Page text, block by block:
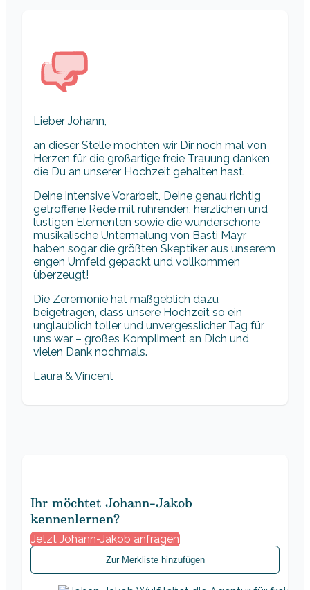
Lieber Johann,
an dieser Stelle möchten wir Dir noch mal von
Herzen für die großartige freie Trauung danken,
die Du an unserer Hochzeit gehalten hast.
Deine intensive Vorarbeit, Deine genau richtig
getroffene Rede mit rührenden, herzlichen und
lustigen Elementen sowie die wunderschöne
musikalische Untermalung von Basti Mayr
haben sogar die größten Skeptiker aus unserem
engen Umfeld gepackt und vollkommen
überzeugt!
Die Zeremonie hat maßgeblich dazu
beigetragen, dass unsere Hochzeit so ein
unglaublich toller und unvergesslicher Tag für
uns war – großes Kompliment an Dich und
vielen Dank nochmals.
Laura & Vincent
Ihr möchtet Johann-Jakob
kennenlernen?
Jetzt Johann-Jakob anfragen
Zur Merkliste hinzufügen